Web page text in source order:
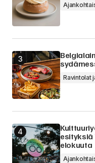
Ravintolat
esityksiä
elokuuta